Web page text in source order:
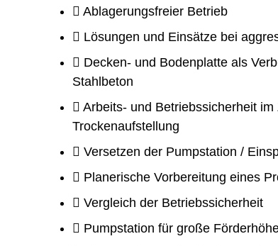
Ablagerungsfreier Betrieb
Lösungen und Einsätze bei
Decken- und Bodenplatte als
Stahlbeton
Arbeits- und Betriebssicherheit
Trockenaufstellung
Versetzen der Pumpstation /
Planerische Vorbereitung eines
Vergleich der Betriebssicherheit
Pumpstation für große